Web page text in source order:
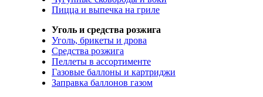
Пицца и выпечка на гриле
Уголь и средства розжига
Уголь, брикеты и дрова
Средства розжига
Пеллеты в ассортименте
Газовые баллоны и картриджи
Заправка баллонов газом